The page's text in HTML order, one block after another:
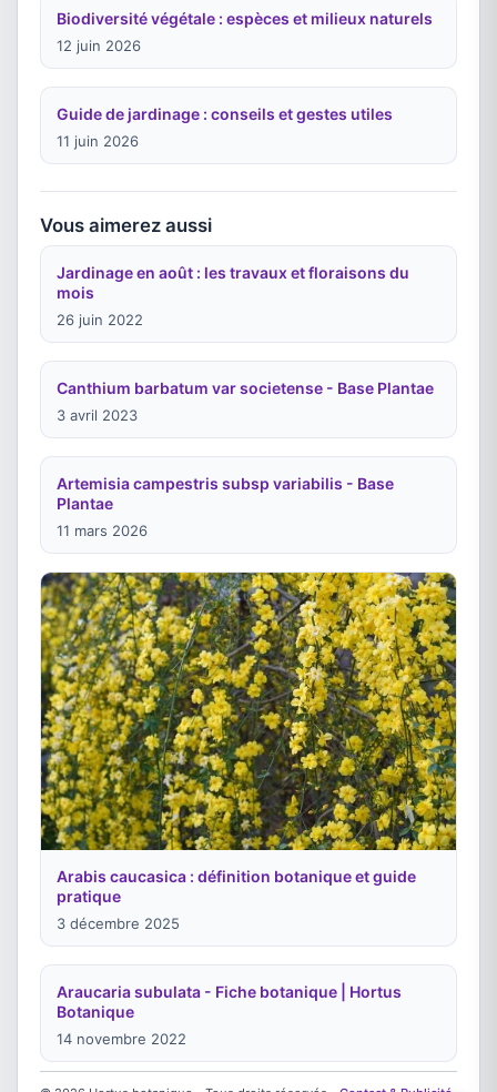
Biodiversité végétale : espèces et milieux naturels
12 juin 2026
Guide de jardinage : conseils et gestes utiles
11 juin 2026
Vous aimerez aussi
Jardinage en août : les travaux et floraisons du
mois
26 juin 2022
Canthium barbatum var societense - Base Plantae
3 avril 2023
Artemisia campestris subsp variabilis - Base
Plantae
11 mars 2026
Arabis caucasica : définition botanique et guide
pratique
3 décembre 2025
Araucaria subulata - Fiche botanique | Hortus
Botanique
14 novembre 2022